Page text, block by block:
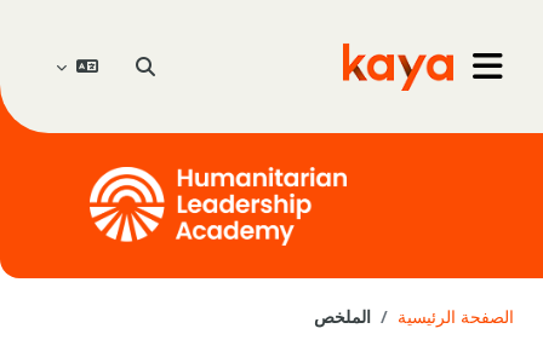
واجهة جانبية
Go to home تبديل إدخال البحث
الصفحة الرئيسية الملخص